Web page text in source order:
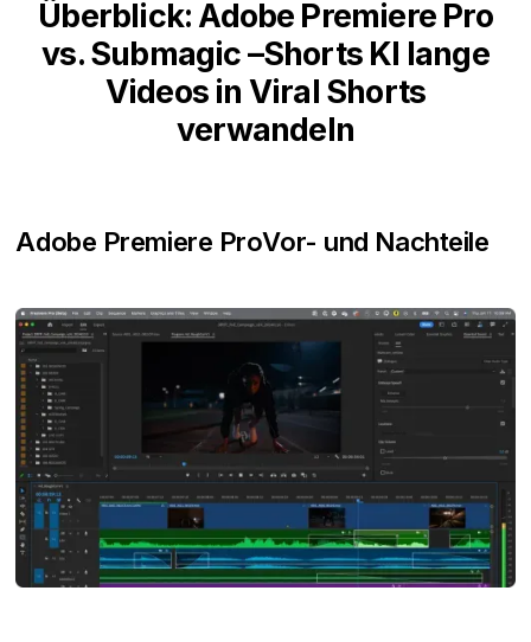
Überblick: Adobe Premiere Pro
vs. Submagic –Shorts KI lange
Videos in Viral Shorts
verwandeln
Adobe Premiere ProVor- und Nachteile